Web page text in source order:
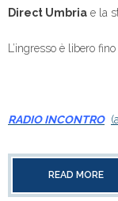
Direct Umbria e la
L’ingresso è libero
RADIO INCONTRO
READ MORE